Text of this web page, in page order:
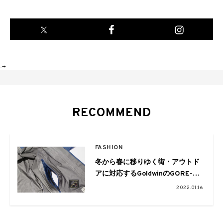
-->
RECOMMEND
FASHION
冬から春に移りゆく街・アウトド
アに対応するGoldwinのGORE-
2022.01.16